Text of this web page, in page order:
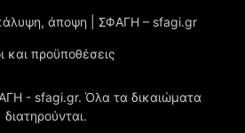
άποψη | ΣΦΑΓΗ – sfagi.gr
και προϋποθέσεις
- sfagi.gr. Όλα τα δικαιώματα
διατηρούνται.